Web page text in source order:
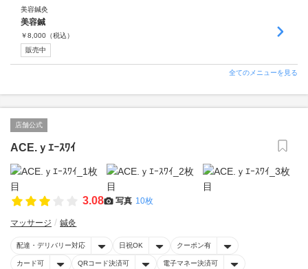
美容鍼灸
美容鍼
￥8,000 （税込）
販売中
全てのメニューを見る
店舗公式
ACE.ｙｴｰｽﾜｲ
3.08 写真 10枚
マッサージ 鍼灸
配達・デリバリー対応 日祝OK クーポン有
カード可 QRコード決済可 電子マネー決済可